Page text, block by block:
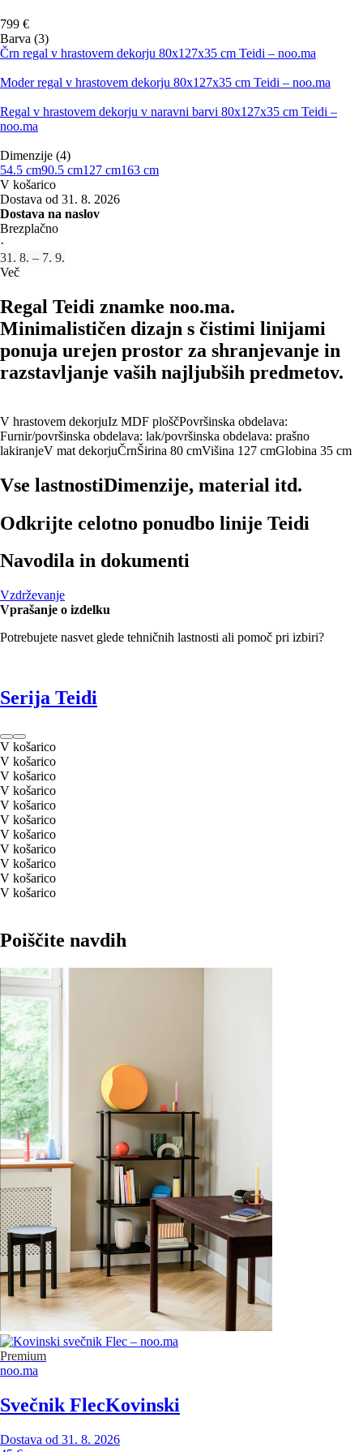
799 €
Barva (3)
Črn regal v hrastovem dekorju 80x127x35 cm Teidi – noo.ma
Moder regal v hrastovem dekorju 80x127x35 cm Teidi – noo.ma
Regal v hrastovem dekorju v naravni barvi 80x127x35 cm Teidi –
noo.ma
Dimenzije (4)
54.5 cm90.5 cm127 cm163 cm
V košarico
Dostava od 31. 8. 2026
Dostava na naslov
Brezplačno
·
31. 8. – 7. 9.
Več
Regal Teidi znamke noo.ma.
Minimalističen dizajn s čistimi linijami
ponuja urejen prostor za shranjevanje in
razstavljanje vaših najljubših predmetov.
V hrastovem dekorjuIz MDF ploščPovršinska obdelava:
Furnir/površinska obdelava: lak/površinska obdelava: prašno
lakiranjeV mat dekorjuČrnŠirina 80 cmVišina 127 cmGlobina 35 cm
Vse lastnostiDimenzije, material itd.
Odkrijte celotno ponudbo linije Teidi
Navodila in dokumenti
Vzdrževanje
Vprašanje o izdelku
Potrebujete nasvet glede tehničnih lastnosti ali pomoč pri izbiri?
Serija Teidi
V košarico
V košarico
V košarico
V košarico
V košarico
V košarico
V košarico
V košarico
V košarico
V košarico
V košarico
Poiščite navdih
Premium
noo.ma
Svečnik FlecKovinski
Dostava od 31. 8. 2026